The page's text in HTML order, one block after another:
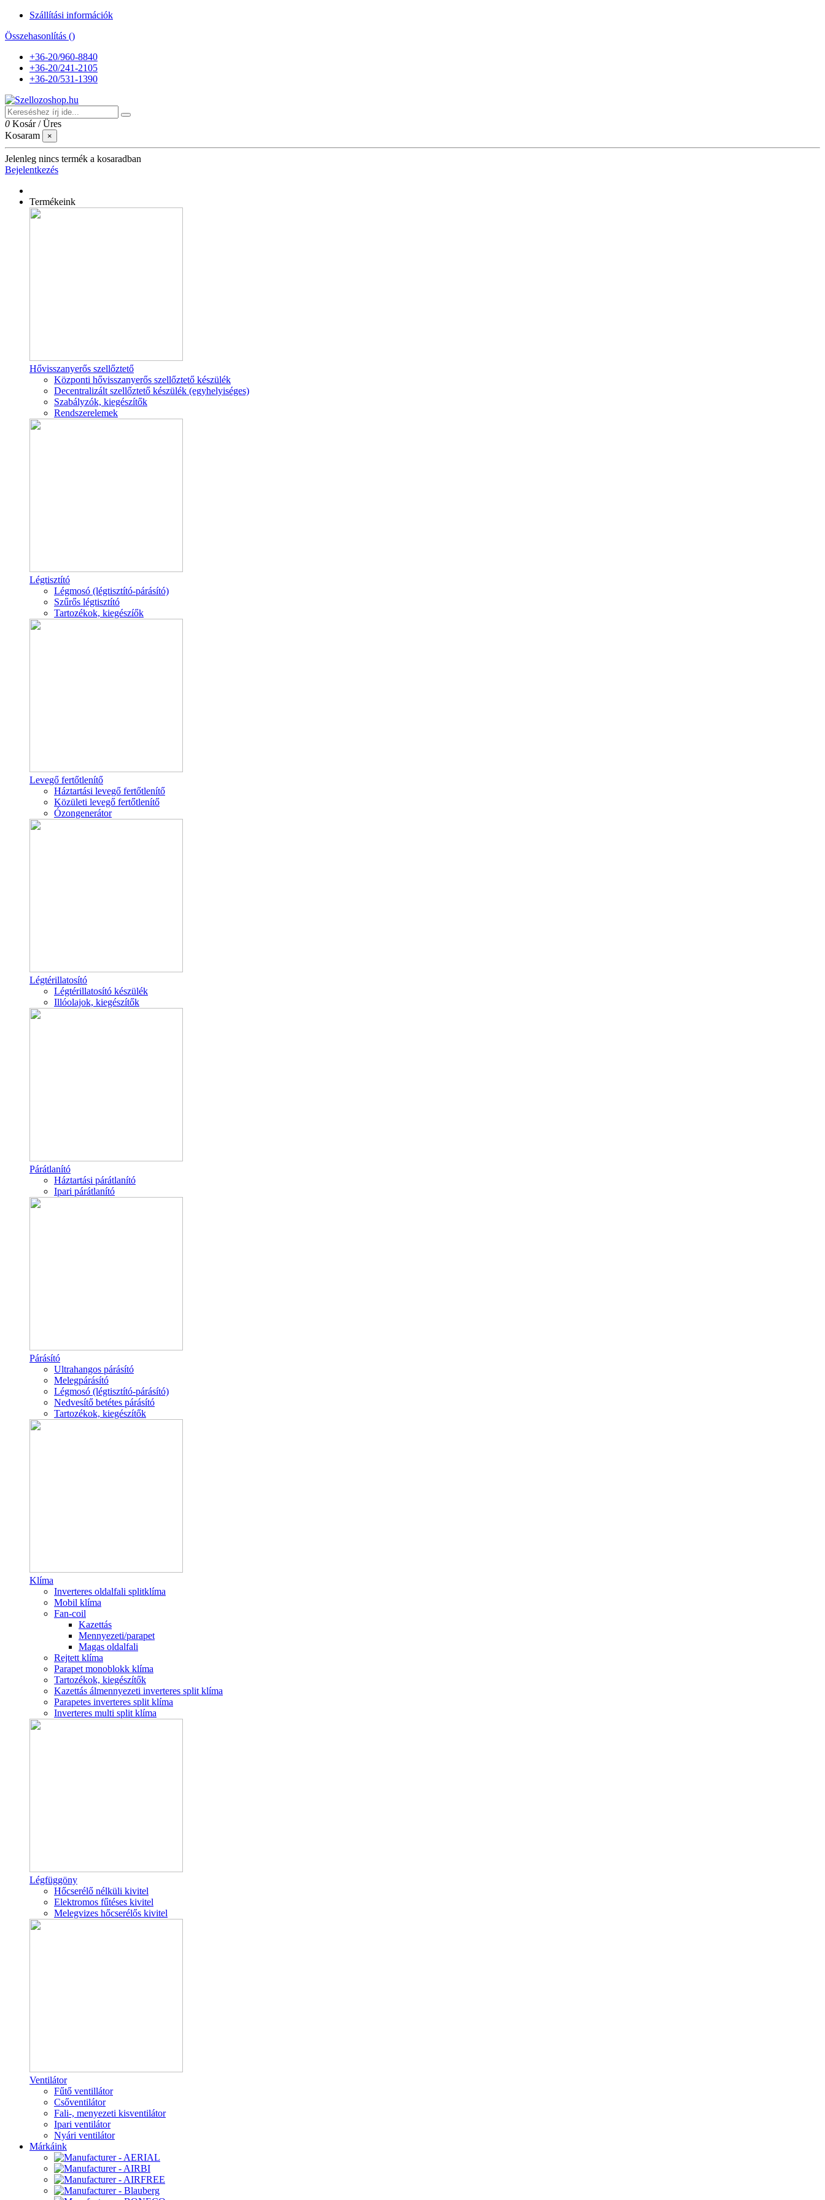
Szállítási információk
Összehasonlítás ()
+36-20/960-8840
+36-20/241-2105
+36-20/531-1390
0 Kosár /Üres
Kosaram
×
Jelenleg nincs termék a kosaradban
Bejelentkezés
Termékeink
Hővisszanyerős szellőztető
Központi hővisszanyerős szellőztető készülék
Decentralizált szellőztető készülék (egyhelyiséges)
Szabályzók, kiegészítők
Rendszerelemek
Légtisztító
Légmosó (légtisztító-párásító)
Szűrős légtisztító
Tartozékok, kiegészíők
Levegő fertőtlenítő
Háztartási levegő fertőtlenítő
Közületi levegő fertőtlenítő
Ózongenerátor
Légtérillatosító
Légtérillatosító készülék
Illóolajok, kiegészítők
Párátlanító
Háztartási párátlanító
Ipari párátlanító
Párásító
Ultrahangos párásító
Melegpárásító
Légmosó (légtisztító-párásító)
Nedvesítő betétes párásító
Tartozékok, kiegészítők
Klíma
Inverteres oldalfali splitklíma
Mobil klíma
Fan-coil
Kazettás
Mennyezeti/parapet
Magas oldalfali
Rejtett klíma
Parapet monoblokk klíma
Tartozékok, kiegészítők
Kazettás álmennyezeti inverteres split klíma
Parapetes inverteres split klíma
Inverteres multi split klíma
Légfüggöny
Hőcserélő nélküli kivitel
Elektromos fűtéses kivitel
Melegvizes hőcserélős kivitel
Ventilátor
Fűtő ventillátor
Csőventilátor
Fali-, menyezeti kisventilátor
Ipari ventilátor
Nyári ventilátor
Márkáink